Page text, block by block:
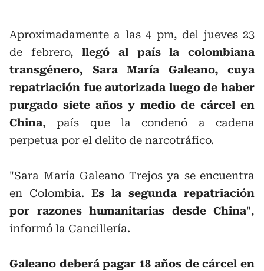
Aproximadamente a las 4 pm, del jueves 23
de febrero,llegó al país la colombiana
transgénero, Sara María Galeano, cuya
repatriación fue autorizada luego de haber
purgado siete años y medio de cárcel en
China, país que la condenó a cadena
perpetua por el delito de narcotráfico.
"Sara María Galeano Trejos ya se encuentra
en Colombia. Es la segunda repatriación
por razones humanitarias desde China",
informó la Cancillería.
Galeano deberá pagar 18 años de cárcel en